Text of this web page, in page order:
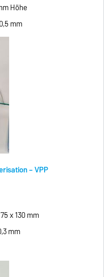
Höhe
mm
– VPP
x 130 mm
mm